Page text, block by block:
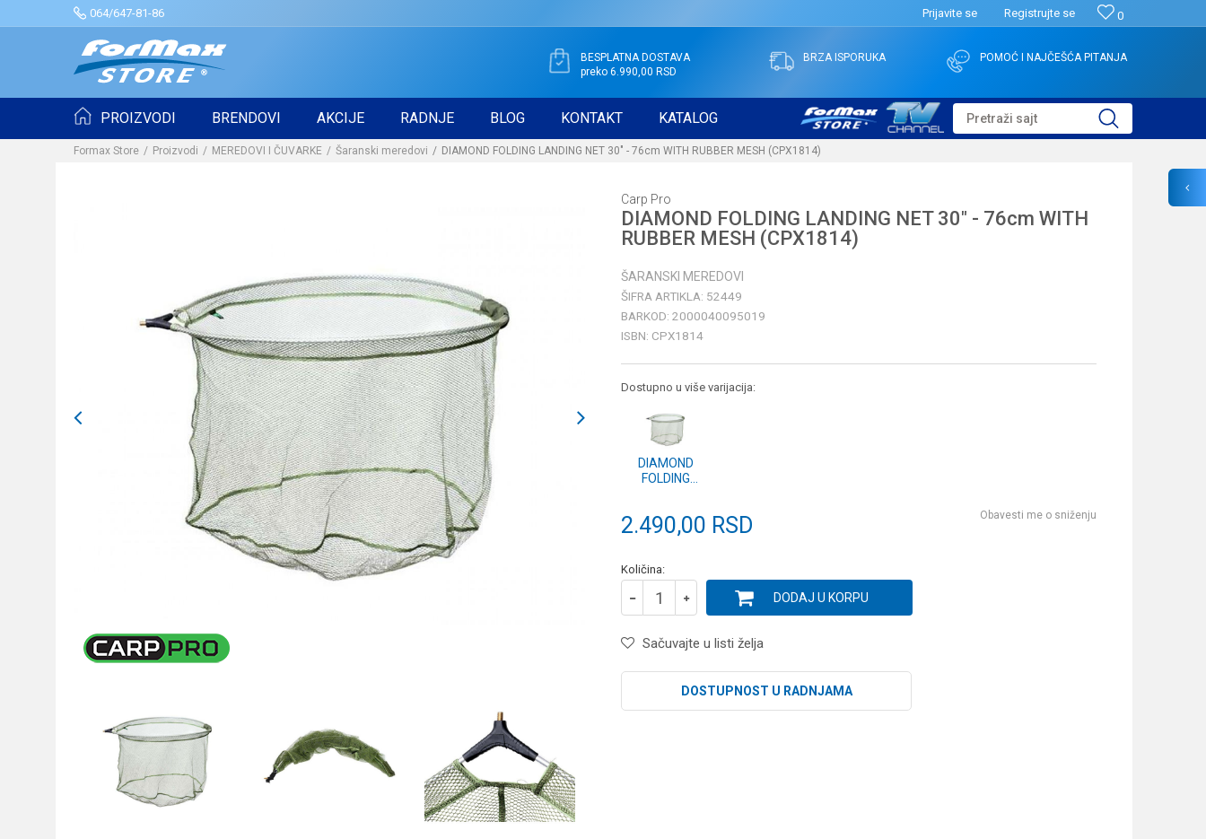
064/647-81-86 0
Prijavite se Registrujte se
BESPLATNA DOSTAVA
preko 6.990,00 RSD
BRZA ISPORUKA POMOĆ I NAJČEŠĆA PITANJA
PROIZVODI BRENDOVI AKCIJE RADNJE BLOG KONTAKT KATALOG Pretraži sajt
Formax Store Proizvodi MEREDOVI I ČUVARKE Šaranski meredovi DIAMOND FOLDING LANDING NET 30" - 76cm WITH RUBBER MESH (CPX1814)
Carp Pro
DIAMOND FOLDING LANDING NET 30" - 76cm WITH
RUBBER MESH (CPX1814)
ŠARANSKI MEREDOVI
ŠIFRA ARTIKLA: 52449
BARKOD: 2000040095019
ISBN: CPX1814
Dostupno u više varijacija:
DIAMOND
FOLDING
WITH RUBBER
MESH
2.490,00 RSD Obavesti me o sniženju
Količina:
DODAJ U KORPU
Sačuvajte u listi želja
DOSTUPNOST U RADNJAMA